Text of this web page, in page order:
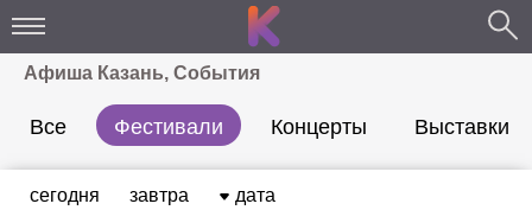
Афиша Казань, События
Все Фестивали Концерты Выставки
сегодня завтра дата